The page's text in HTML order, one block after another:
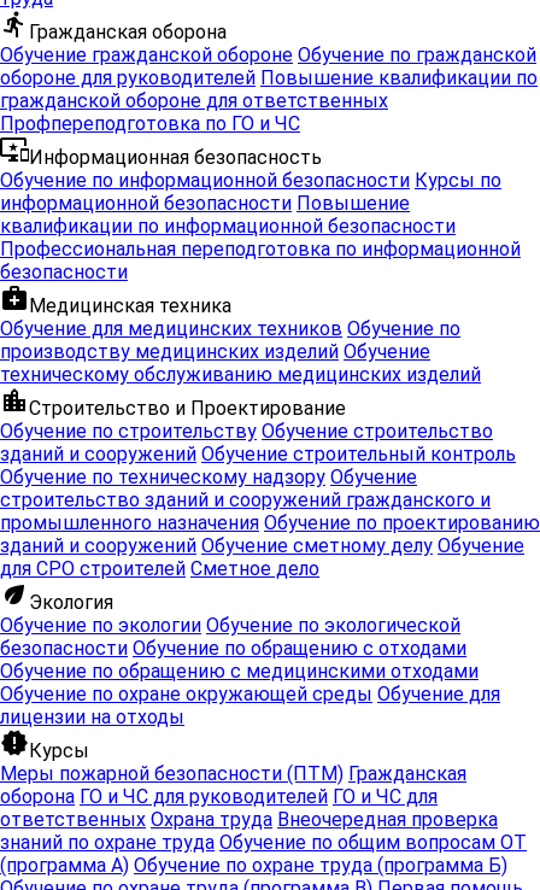
chevron_right
Производство
медицинской
техники
chevron_right
Строительство
зданий и
сооружений
Строительный
контроль
Технический
надзор
chevron_right
Проектирование
зданий и
сооружений
chevron_right
Реставрация
chevron_right
Информационная
безопасность
chevron_right
Радиационная
безопасность
chevron_right
Гражданская
оборона для
ответственных
chevron_right
Противодействие
коррупции
Антитеррористическая
защита
Управление
chevron_right Сметное
дело
chevron_right Менеджер
по качеству
лаборатории
chevron_right Слесарь
газового
оборудования
chevron_right
Электронные
трудовые
книжки
chevron_right
Медицинские
работники
chevron_right
Фармацевты
chevron_right Охрана
труда
chevron_right
Управление
персоналом
Информационная
безопасность
chevron_right
Профпереподготовка
chevron_right
Специалист по
chevron_right
Проектирование
chevron_right Пожарная
безопасность
directions_run Гражданская оборона
Обучение гражданской обороне Обучение по гражданской
обороне для руководителей Повышение квалификации по
гражданской обороне для ответственных
Профпереподготовка по ГО и ЧС
important_devicesИнформационная безопасность
Обучение по информационной безопасности Курсы по
информационной безопасности Повышение
квалификации по информационной безопасности
Профессиональная переподготовка по информационной
безопасности
medical_servicesМедицинская техника
Обучение для медицинских техников Обучение по
производству медицинских изделий Обучение
техническому обслуживанию медицинских изделий
location_cityСтроительство и Проектирование
Обучение по строительству Обучение строительство
зданий и сооружений Обучение строительный контроль
Обучение по техническому надзору Обучение
строительство зданий и сооружений гражданского и
промышленного назначения Обучение по проектированию
зданий и сооружений Обучение сметному делу Обучение
для СРО строителей Сметное дело
eco Экология
Обучение по экологии Обучение по экологической
безопасности Обучение по обращению с отходами
Обучение по обращению с медицинскими отходами
Обучение по охране окружающей среды Обучение для
лицензии на отходы
new_releasesКурсы
Меры пожарной безопасности (ПТМ) Гражданская
оборона ГО и ЧС для руководителей ГО и ЧС для
ответственных Охрана труда Внеочередная проверка
знаний по охране труда Обучение по общим вопросам ОТ
(программа А) Обучение по охране труда (программа Б)